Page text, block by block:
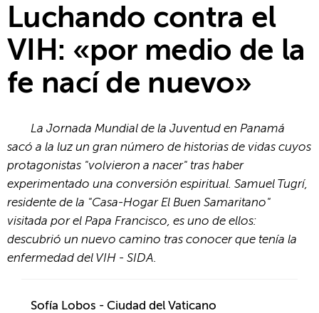
Luchando contra el
VIH: «por medio de la
fe nací de nuevo»
La Jornada Mundial de la Juventud en Panamá
sacó a la luz un gran número de historias de vidas cuyos
protagonistas "volvieron a nacer" tras haber
experimentado una conversión espiritual. Samuel Tugrí,
residente de la "Casa-Hogar El Buen Samaritano"
visitada por el Papa Francisco, es uno de ellos:
descubrió un nuevo camino tras conocer que tenía la
enfermedad del VIH - SIDA.
Sofía Lobos - Ciudad del Vaticano